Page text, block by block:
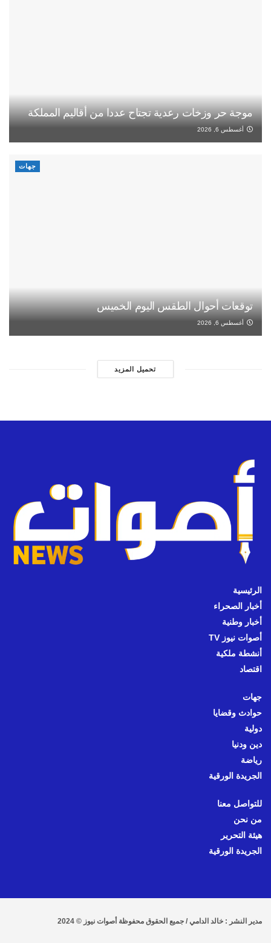
موجة حر وزخات رعدية تجتاح عددا من أقاليم المملكة
أغسطس 6, 2026
جهات
توقعات أحوال الطقس اليوم الخميس
أغسطس 6, 2026
تحميل المزيد
الرئيسية
أخبار الصحراء
أخبار وطنية
أصوات نيوز TV
أنشطة ملكية
اقتصاد
جهات
حوادث وقضايا
دولية
دين ودنيا
رياضة
الجريدة الورقية
للتواصل معنا
من نحن
هيئة التحرير
الجريدة الورقية
مدير النشر : خالد الدامي / جميع الحقوق محفوظة أصوات نيوز © 2024